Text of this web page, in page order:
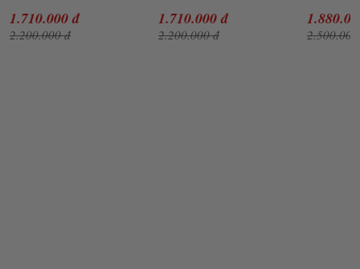
Bạc
1.710.000 đ
2.200.000 đ
Bạc
1.710.000 đ
2.200.000 đ
Hồng